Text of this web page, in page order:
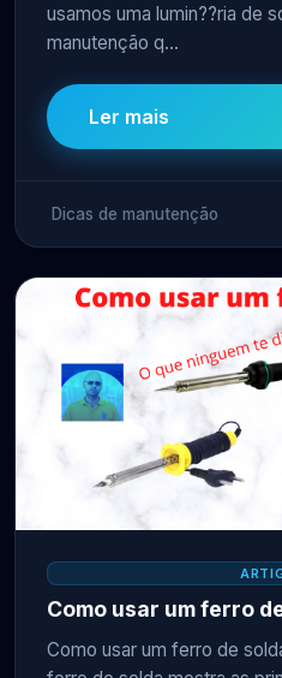
usamos uma lumin??ria de
manutenção q...
Ler mais
Dicas de manutenção
Como usar um ferro
Como usar um ferro de